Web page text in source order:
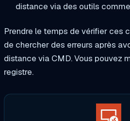
distance via des outils
Prendre le temps de vérifier ces
de chercher des erreurs après
distance via CMD. Vous pouvez
registre.